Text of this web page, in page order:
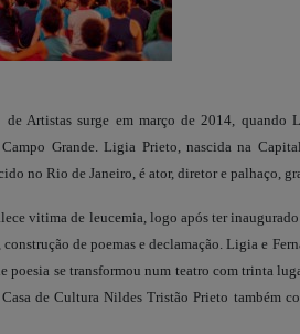
Artistas surge em março de 2014,
Grande. Ligia Prieto, nascida na
no Rio de Janeiro, é ator, diretor e palhaço,
vitima de leucemia, logo após ter
de poemas e declamação. Ligia e
poesia se transformou num teatro com trinta
Casa de Cultura Nildes Tristão Prieto